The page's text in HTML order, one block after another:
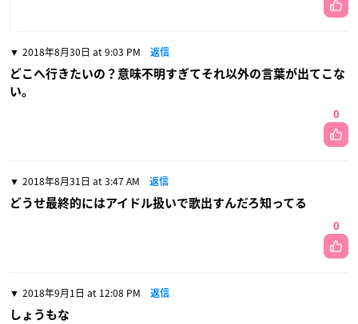
2018年8月30日 at 9:03 PM 返信
どこへ行きたいの？意味不明すぎてそれ以外の言葉が出てこな
い。
0
2018年8月31日 at 3:47 AM 返信
どうせ最終的にはアイドル扱いで歌出すんだろ知ってる
0
2018年9月1日 at 12:08 PM 返信
しょうもな